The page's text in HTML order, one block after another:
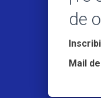
de
Mail